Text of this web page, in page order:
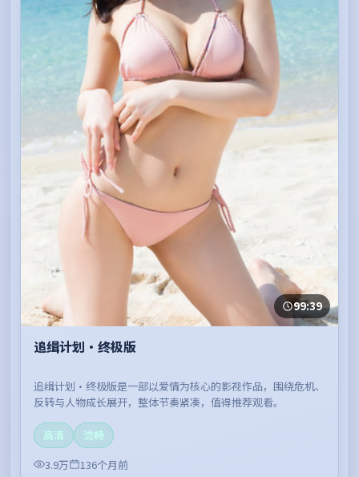
99:39
追缉计划·终极版
追缉计划·终极版是一部以爱情为核心的影视作品，围绕危机、
反转与人物成长展开，整体节奏紧凑，值得推荐观看。
高清
流畅
3.9万
136个月前